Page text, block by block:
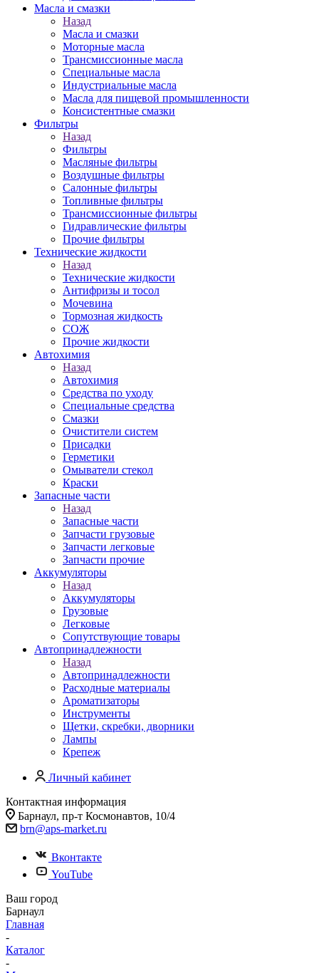
Масла и смазки
Назад
Масла и смазки
Моторные масла
Трансмиссионные масла
Специальные масла
Индустриальные масла
Масла для пищевой промышленности
Консистентные смазки
Фильтры
Назад
Фильтры
Масляные фильтры
Воздушные фильтры
Салонные фильтры
Топливные фильтры
Трансмиссионные фильтры
Гидравлические фильтры
Прочие фильтры
Технические жидкости
Назад
Технические жидкости
Антифризы и тосол
Мочевина
Тормозная жидкость
СОЖ
Прочие жидкости
Автохимия
Назад
Автохимия
Средства по уходу
Специальные средства
Смазки
Очистители систем
Присадки
Герметики
Омыватели стекол
Краски
Запасные части
Назад
Запасные части
Запчасти грузовые
Запчасти легковые
Запчасти прочие
Аккумуляторы
Назад
Аккумуляторы
Грузовые
Легковые
Сопутствующие товары
Автопринадлежности
Назад
Автопринадлежности
Расходные материалы
Ароматизаторы
Инструменты
Щетки, скребки, дворники
Лампы
Крепеж
Личный кабинет
Контактная информация
Барнаул, пр-т Космонавтов, 10/4
brn@aps-market.ru
Вконтакте
YouTube
Ваш город
Барнаул
Главная
-
Каталог
-